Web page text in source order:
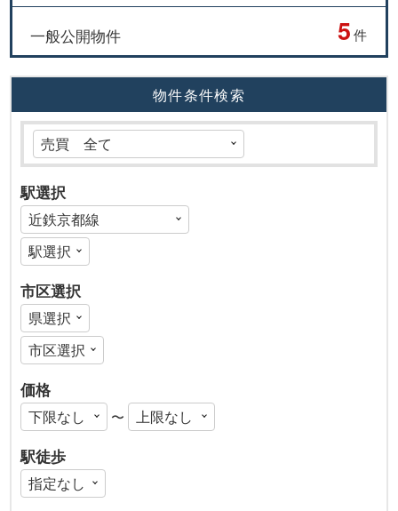
一般公開物件 5件
物件条件検索
駅選択
市区選択
価格
〜
駅徒歩